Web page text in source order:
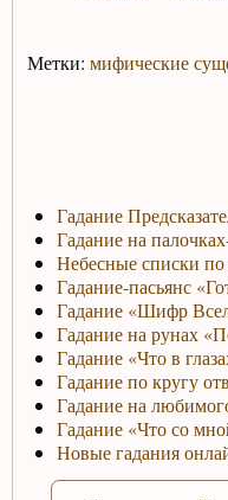
Метки: мифические
Гадание
Гадание на
Небесные списки по
Гадание-пасьянс
Гадание «Шифр
Гадание на рунах
Гадание «Что в
Гадание по кругу
Гадание на
Гадание «Что со
Новые гадания